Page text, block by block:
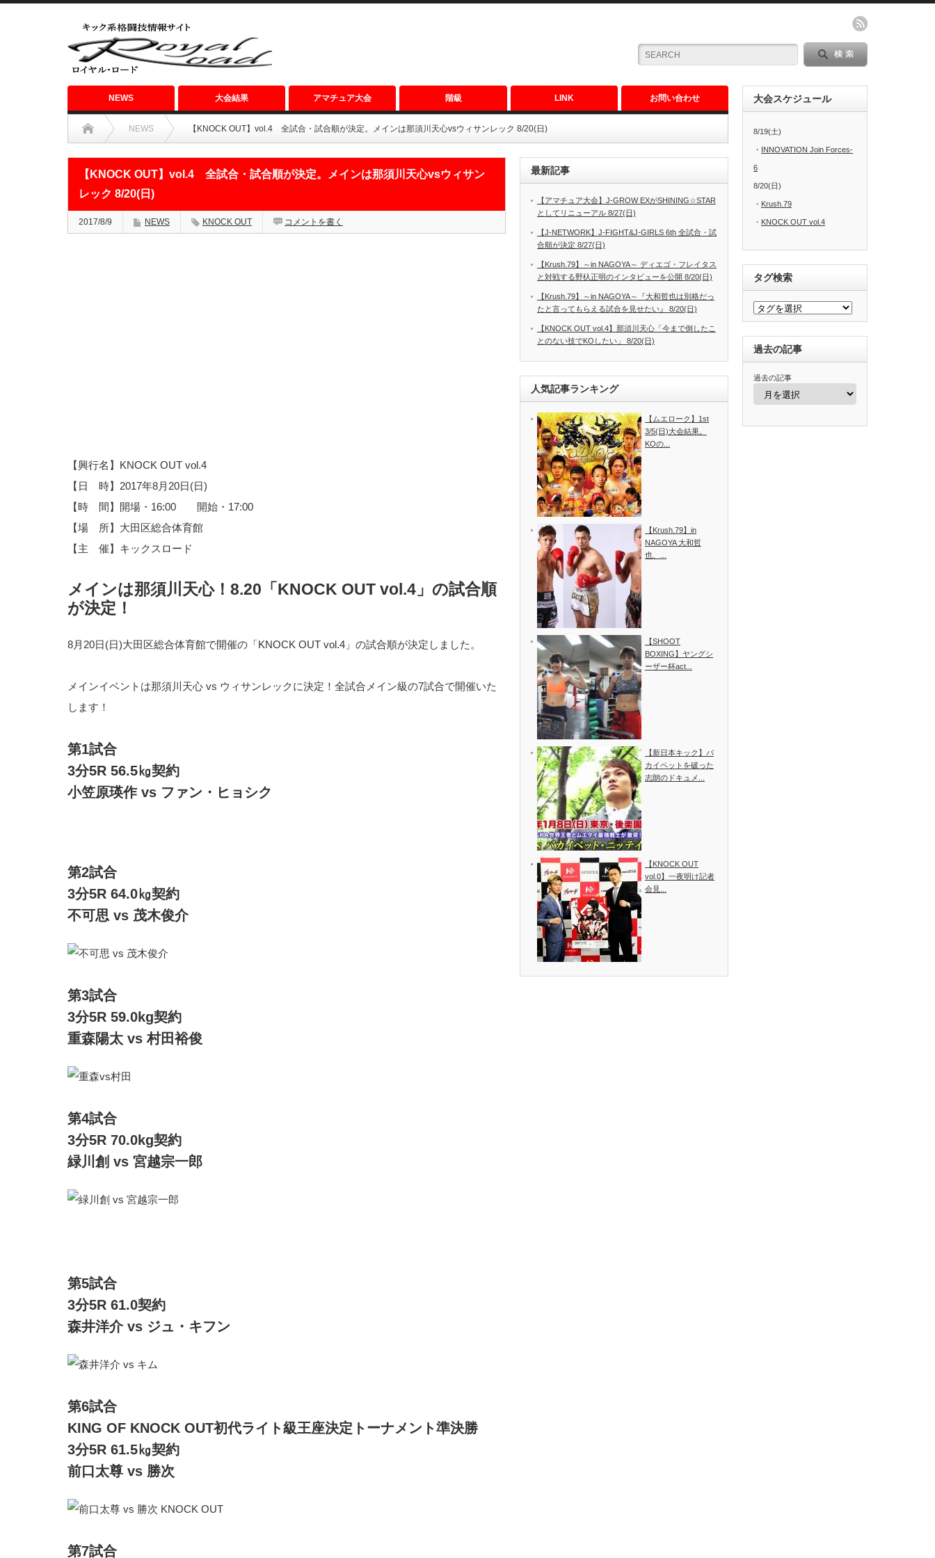
NEWS 大会結果 アマチュア大会 階級 LINK お問い合わせ
NEWS 【KNOCK OUT】vol.4 全試合・試合順が決定。メインは那須川天心vsウィサンレック 8/20(日)
【KNOCK OUT】vol.4 全試合・試合順が決定。メインは那須川天心vsウィサン
レック 8/20(日)
2017/8/9 NEWS KNOCK OUT コメントを書く
【興行名】KNOCK OUT vol.4
【日 時】2017年8月20日(日)
【時 間】開場・16:00 開始・17:00
【場 所】大田区総合体育館
【主 催】キックスロード
メインは那須川天心！8.20「KNOCK OUT vol.4」の試合順
が決定！
8月20日(日)大田区総合体育館で開催の「KNOCK OUT vol.4」の試合順が決定しました。
メインイベントは那須川天心 vs ウィサンレックに決定！全試合メイン級の7試合で開催いた
します！
第1試合
3分5R 56.5㎏契約
小笠原瑛作 vs ファン・ヒョシク
第2試合
3分5R 64.0㎏契約
不可思 vs 茂木俊介
第3試合
3分5R 59.0kg契約
重森陽太 vs 村田裕俊
第4試合
3分5R 70.0kg契約
緑川創 vs 宮越宗一郎
第5試合
3分5R 61.0契約
森井洋介 vs ジュ・キフン
第6試合
KING OF KNOCK OUT初代ライト級王座決定トーナメント準決勝
3分5R 61.5㎏契約
前口太尊 vs 勝次
第7試合
最新記事
【アマチュア大会】J-GROW EXがSHINING☆STAR
としてリニューアル 8/27(日)
【J-NETWORK】J-FIGHT&J-GIRLS 6th 全試合・試
合順が決定 8/27(日)
【Krush.79】～in NAGOYA～ ディエゴ・フレイタス
と対戦する野杁正明のインタビューを公開 8/20(日)
【Krush.79】～in NAGOYA～『大和哲也は別格だっ
たと言ってもらえる試合を見せたい』 8/20(日)
【KNOCK OUT vol.4】那須川天心「今まで倒したこ
とのない技でKOしたい」 8/20(日)
人気記事ランキング
【ムエローク】1st
3/5(日)大会結果。
KOの...
【Krush.79】in
NAGOYA 大和哲
也、...
【SHOOT
BOXING】ヤングシ
ーザー杯act...
【新日本キック】バ
カイペットを破った
志朗のドキュメ...
【KNOCK OUT
vol.0】一夜明け記者
会見...
大会スケジュール
8/19(土)
・ INNOVATION Join Forces-
6
8/20(日)
・ Krush.79
・ KNOCK OUT vol.4
タグ検索
過去の記事
過去の記事